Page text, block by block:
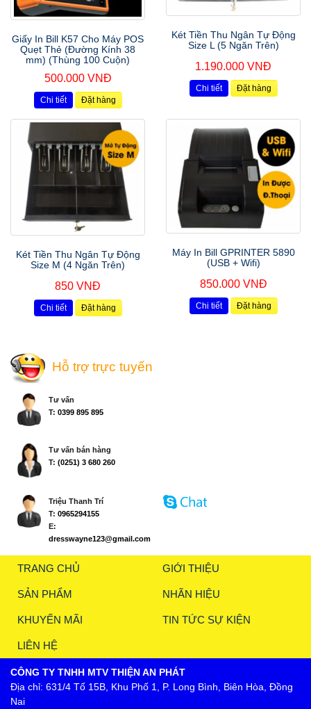
Giấy In Bill K57 Cho Máy POS
Quẹt Thẻ (Đường Kính 38
mm) (Thùng 100 Cuộn)
500.000 VNĐ
Chi tiết Đặt hàng
Két Tiền Thu Ngân Tự Động
Size L (5 Ngăn Trên)
1.190.000 VNĐ
Chi tiết Đặt hàng
Két Tiền Thu Ngân Tự Động
Size M (4 Ngăn Trên)
850 VNĐ
Chi tiết Đặt hàng
Máy In Bill GPRINTER 5890
(USB + Wifi)
850.000 VNĐ
Chi tiết Đặt hàng
Hỗ trợ trực tuyến
Tư vấn
T: 0399 895 895
Tư vấn bán hàng
T: (0251) 3 680 260
Triệu Thanh Trí
T: 0965294155
E:
dresswayne123@gmail.com
TRANG CHỦ GIỚI THIỆU
SẢN PHẨM NHÃN HIỆU
KHUYẾN MÃI TIN TỨC SỰ KIỆN
LIÊN HỆ
CÔNG TY TNHH MTV THIỆN AN PHÁT
Địa chỉ: 631/4 Tổ 15B, Khu Phố 1, P. Long Bình, Biên Hòa, Đồng
Nai